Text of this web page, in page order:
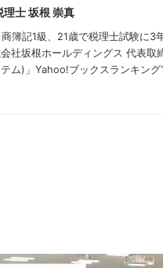
理士 坂根 崇真
簿記1級、21歳で税理士試験に
社坂根ホールディングス 代表取
ム)」Yahoo!ブックスランキング